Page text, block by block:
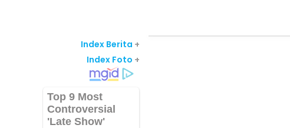
Index Berita +
Index Foto +